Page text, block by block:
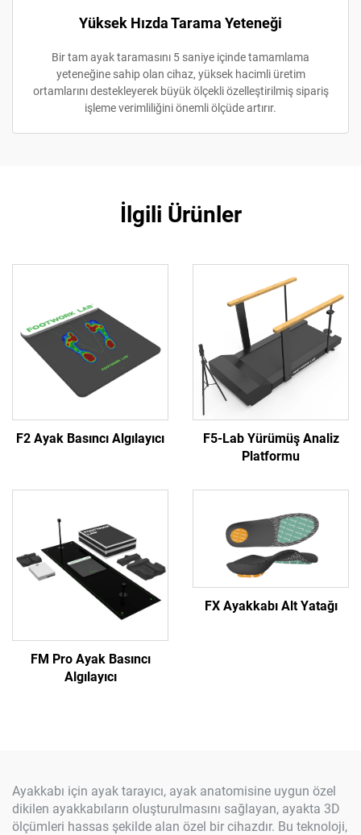
Yüksek Hızda Tarama Yeteneği
Bir tam ayak taramasını 5 saniye içinde tamamlama
yeteneğine sahip olan cihaz, yüksek hacimli üretim
ortamlarını destekleyerek büyük ölçekli özelleştirilmiş sipariş
işleme verimliliğini önemli ölçüde artırır.
İlgili Ürünler
F2 Ayak Basıncı Algılayıcı
F5-Lab Yürümüş Analiz
Platformu
FM Pro Ayak Basıncı
Algılayıcı
FX Ayakkabı Alt Yatağı
Ayakkabı için ayak tarayıcı, ayak anatomisine uygun özel
dikilen ayakkabıların oluşturulmasını sağlayan, ayakta 3D
ölçümleri hassas şekilde alan özel bir cihazdır. Bu teknoloji,